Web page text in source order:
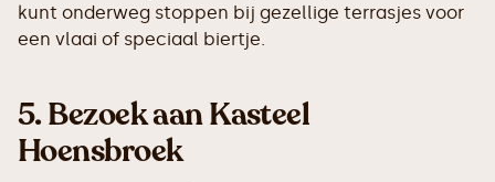
kunt onderweg stoppen bij gezellige terrasjes voor
een vlaai of speciaal biertje.
5.Bezoek aan Kasteel
Hoensbroek